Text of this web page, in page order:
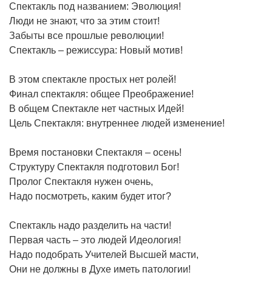
Спектакль под названием: Эволюция!
Люди не знают, что за этим стоит!
Забыты все прошлые революции!
Спектакль – режиссура: Новый мотив!
В этом спектакле простых нет ролей!
Финал спектакля: общее Преображение!
В общем Спектакле нет частных Идей!
Цель Спектакля: внутреннее людей изменение!
Время постановки Спектакля – осень!
Структуру Спектакля подготовил Бог!
Пролог Спектакля нужен очень,
Надо посмотреть, каким будет итог?
Спектакль надо разделить на части!
Первая часть – это людей Идеология!
Надо подобрать Учителей Высшей масти,
Они не должны в Духе иметь патологии!